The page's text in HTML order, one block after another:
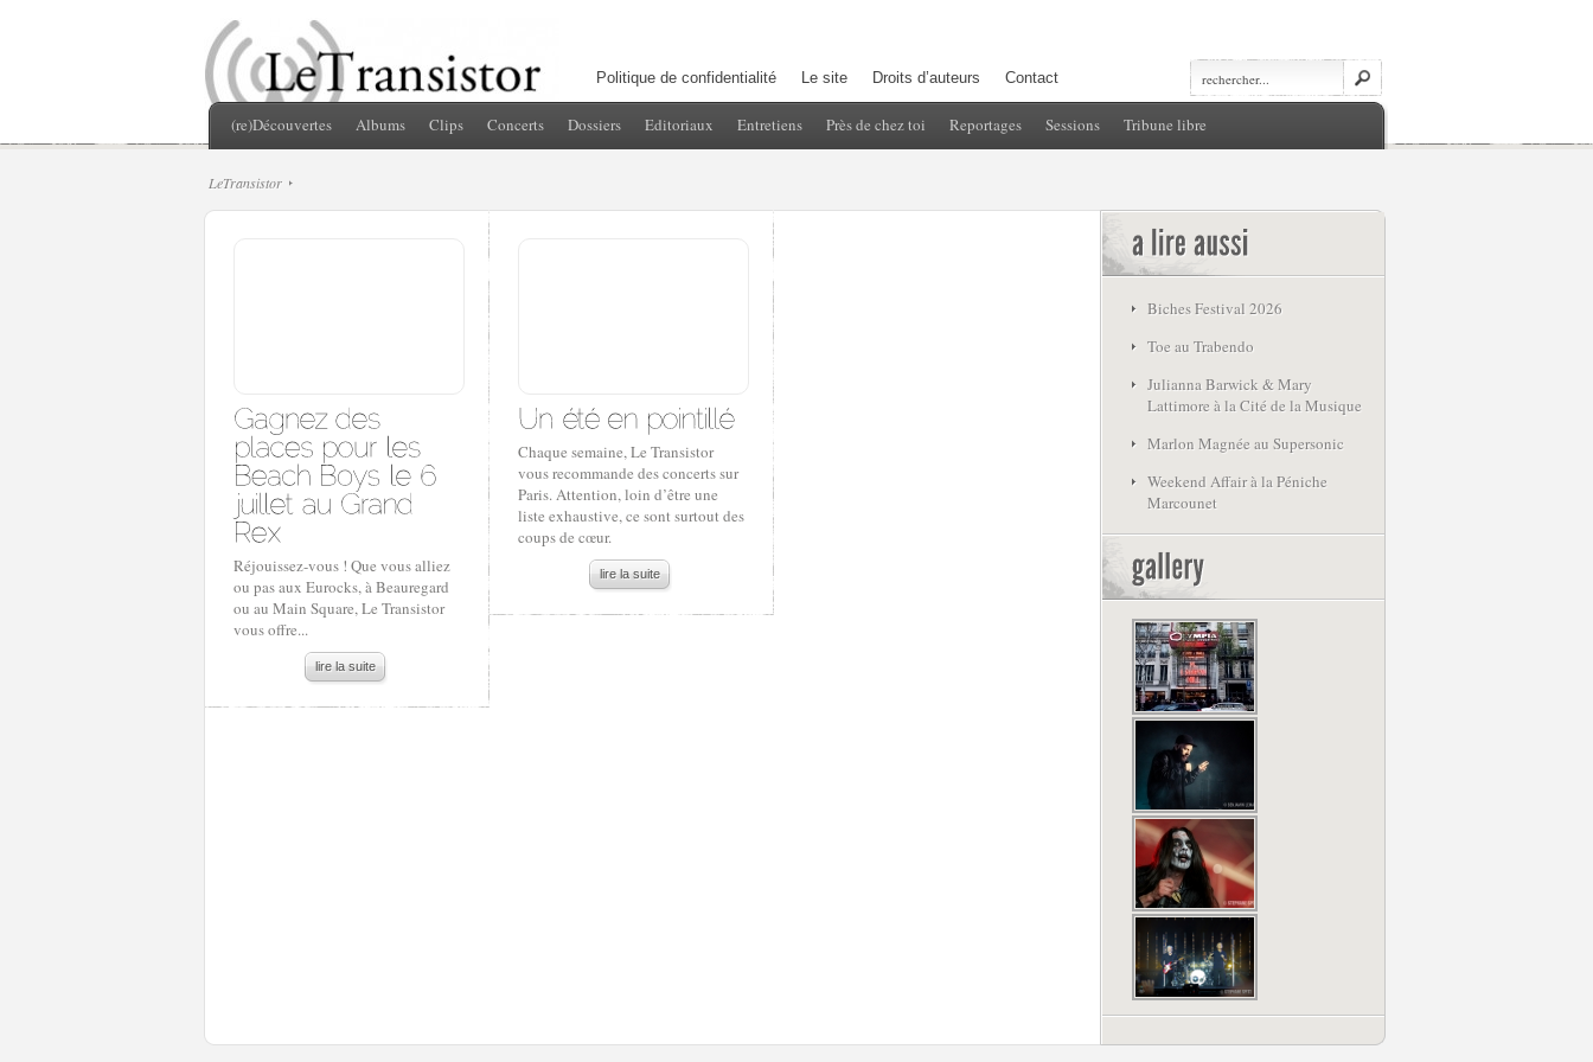
Politique de confidentialité Le site Droits d’auteurs Contact
(re)Découvertes Albums Clips Concerts Dossiers Editoriaux Entretiens Près de chez toi Reportages Sessions Tribune libre
LeTransistor
Réjouissez-vous ! Que vous alliez
ou pas aux Eurocks, à Beauregard
ou au Main Square, Le Transistor
vous offre...
lire la suite
Chaque semaine, Le Transistor
vous recommande des concerts sur
Paris. Attention, loin d’être une
liste exhaustive, ce sont surtout des
coups de cœur.
lire la suite
Biches Festival 2026
Toe au Trabendo
Julianna Barwick & Mary
Lattimore à la Cité de la Musique
Marlon Magnée au Supersonic
Weekend Affair à la Péniche
Marcounet